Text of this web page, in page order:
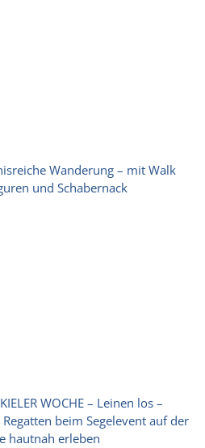
Wanderung – mit Walk
und Schabernack
WOCHE – Leinen los –
beim Segelevent auf der
hautnah erleben